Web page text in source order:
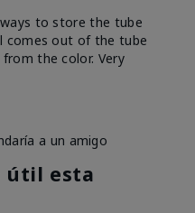
to store the tube
comes out of the tube
the color. Very
a un amigo
útil esta